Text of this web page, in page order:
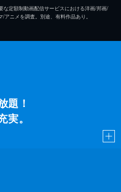
定額制動画配信サービスにおける洋画/邦画/
ニメを調査。別途、有料作品あり。
題！
実。